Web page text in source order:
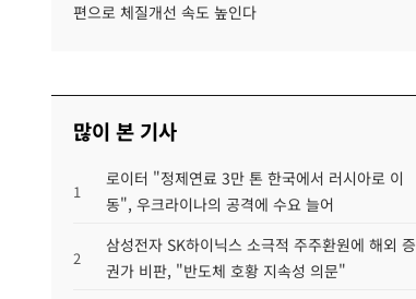
편으로 체질개선 속도 높인다
많이 본 기사
1
로이터 "정제연료 3만 톤 한국에서 러시아로 이
동", 우크라이나의 공격에 수요 늘어
2
삼성전자 SK하이닉스 소극적 주주환원에 해외 증
권가 비판, "반도체 호황 지속성 의문"